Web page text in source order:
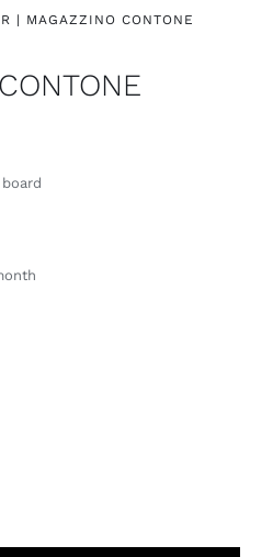
| MAGAZZINO CONTONE